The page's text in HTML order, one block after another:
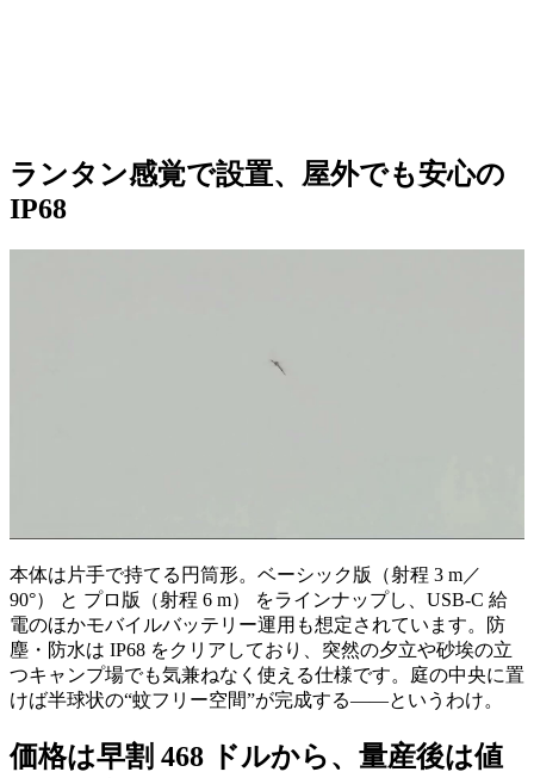
ランタン感覚で設置、屋外でも安心の
IP68
本体は片手で持てる円筒形。ベーシック版（射程 3 m／
90°） と プロ版（射程 6 m） をラインナップし、USB-C 給
電のほかモバイルバッテリー運用も想定されています。防
塵・防水は IP68 をクリアしており、突然の夕立や砂埃の立
つキャンプ場でも気兼ねなく使える仕様です。庭の中央に置
けば半球状の“蚊フリー空間”が完成する――というわけ。
価格は早割 468 ドルから、量産後は値